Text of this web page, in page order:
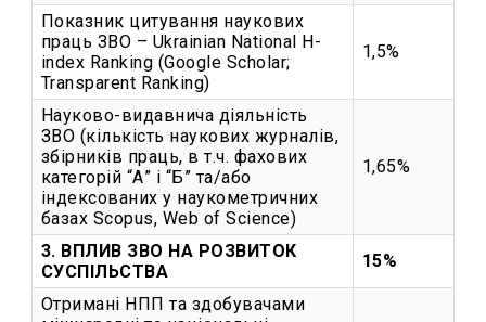
Показник цитування наукових
праць ЗВО – Ukrainian National H-
index Ranking (Google Scholar;
Transparent Ranking)
1,5%
Науково-видавнича діяльність
ЗВО (кількість наукових журналів,
збірників праць, в т.ч. фахових
категорій “А” і “Б” та/або
індексованих у наукометричних
базах Scopus, Web of Science)
1,65%
3. ВПЛИВ ЗВО НА РОЗВИТОК
СУСПІЛЬСТВА
15%
Отримані НПП та здобувачами